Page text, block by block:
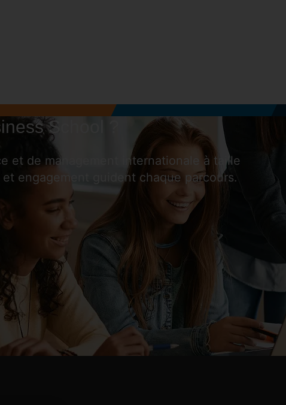
School ?
et de management internationale à taille
engagement guident chaque parcours.